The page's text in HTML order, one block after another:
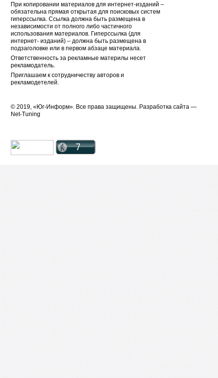
При копировании материалов для интернет-изданий –
обязательна прямая открытая для поисковых систем
гиперссылка. Ссылка должна быть размещена в
независимости от полного либо частичного
использования материалов. Гиперссылка (для
интернет- изданий) – должна быть размещена в
подзаголовке или в первом абзаце материала.
Ответственность за рекламные материлы несет
рекламодатель.
Приглашаем к сотрудничеству авторов и
рекламодетелей.
© 2019, «Юг-Информ». Все права защищены. Разработка cайта —
Net-Tuning